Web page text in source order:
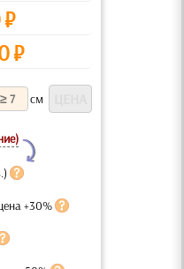
₽
₽
см
Y
+30%